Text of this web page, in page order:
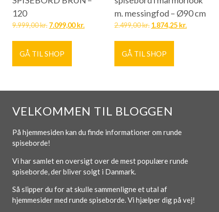
120
9.999,00kr. 7.099,00kr.
GÅ TIL SHOP
m. messingfod – Ø90 cm
2.499,00kr. 1.874,25 kr.
GÅ TIL SHOP
VELKOMMEN TIL BLOGGEN
På hjemmesiden kan du finde informationer om runde
spiseborde!
Vi har samlet en oversigt over de mest populære runde
spiseborde, der bliver solgt i Danmark.
Så slipper du for at skulle sammenligne et utal af
hjemmesider med runde spiseborde. Vi hjælper dig på vej!